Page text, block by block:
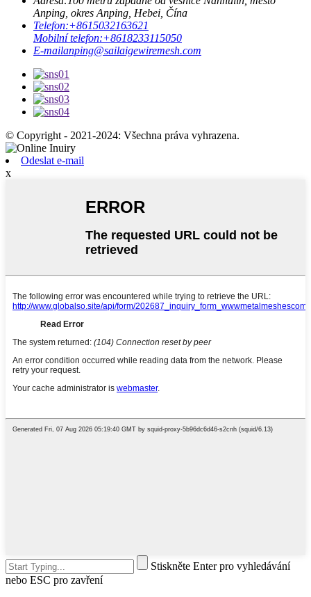
Anping, okres Anping, Hebei, Čína
Telefon:+8615032163621
Mobilní telefon:+8618233115050
E-mailanping@sailaigewiremesh.com
© Copyright - 2021-2024: Všechna práva vyhrazena.
Odeslat e-mail
x
Stiskněte Enter pro vyhledávání
nebo ESC pro zavření